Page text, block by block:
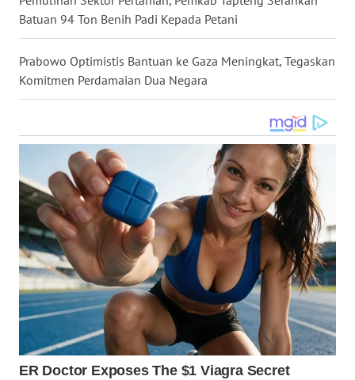
Batuan 94 Ton Benih Padi Kepada Petani
Prabowo Optimistis Bantuan ke Gaza Meningkat, Tegaskan
Komitmen Perdamaian Dua Negara
WN
NUSANTARA
WN
WN
WN
BALI
WN
KALBAR
WN
WN